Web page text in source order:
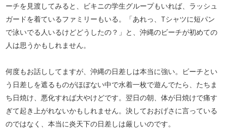
ーチを見渡してみると、ビキニの学生グループもいれば、ラッシュ
ガードを着ているファミリーもいる。「あれっ、Tシャツに短パン
で泳いでる人いるけどどうしたの？」と、沖縄のビーチが初めての
人は思うかもしれません。
何度もお話ししてますが、沖縄の日差しは本当に強い。ビーチとい
う日差しを遮るものがほぼない中で水着一枚で遊んでたら、たちま
ち日焼け、悪化すれば大やけどです。翌日の朝、体が日焼けで痛す
ぎて起き上がれないかもしれません。決しておおげさに言っている
のではなく、本当に炎天下の日差しは厳しいのです。